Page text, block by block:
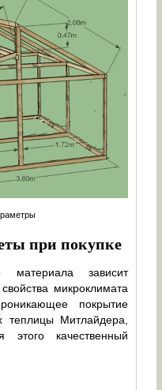
при покупке
материала зависит
микроклимата
покрытие
теплицы Митлайдера,
качественный